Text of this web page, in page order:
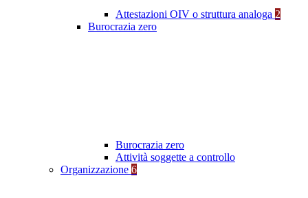
Attestazioni OIV o struttura analoga 2
Burocrazia zero
Burocrazia zero
Attività soggette a controllo
Organizzazione 6